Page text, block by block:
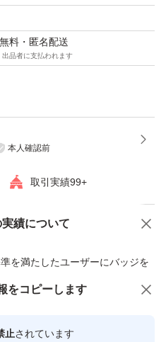
ております。
す。
料・匿名配送
品者に支払われます
本人確認前
取引実績99+
績について
を満たしたユーザーにバッジを
心・安全なユーザーです
商品への質問
をコピーします
止されています
スメ